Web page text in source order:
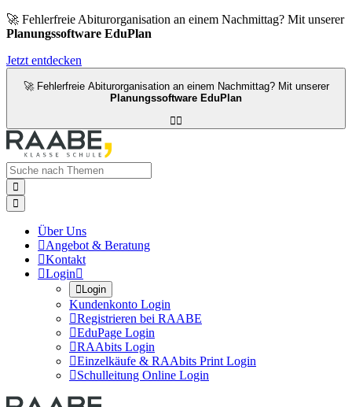
🚀 Fehlerfreie Abiturorganisation an einem Nachmittag? Mit unserer
Planungssoftware EduPlan
Jetzt entdecken
🚀 Fehlerfreie Abiturorganisation an einem Nachmittag? Mit unserer
Planungssoftware EduPlan



Über Uns
Angebot & Beratung
Kontakt
Login
Login
Kundenkonto Login
Registrieren bei RAABE
EduPage Login
RAAbits Login
Einzelkäufe & RAAbits Print Login
Schulleitung Online Login